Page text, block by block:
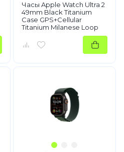
Часы Apple Watch Ultra 2
49mm Black Titanium
Case GPS+Cellular
Titanium Milanese Loop